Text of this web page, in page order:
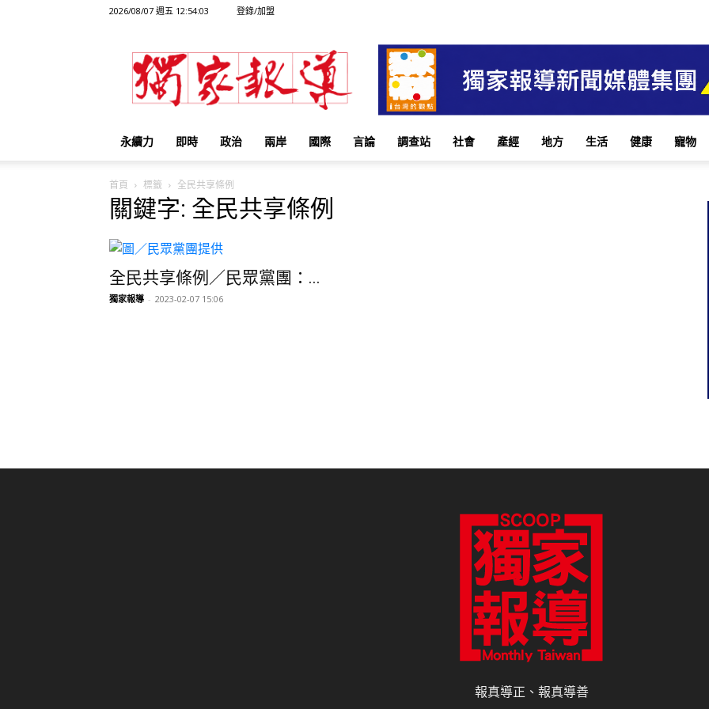
2026/08/07 週五 12:54:03 登錄/加盟
獨
家
報
永續力 即時 政治 兩岸 國際 言論 調查站 社會 產經 地方 生活 健康 寵物
首頁 標籤 全民共享條例
關鍵字: 全民共享條例
全民共享條例／民眾黨團：...
獨家報導 - 2023-02-07 15:06
報真導正、報真導善